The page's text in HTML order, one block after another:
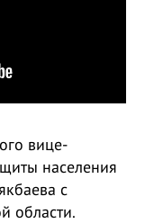
вице-
населения
с
области.